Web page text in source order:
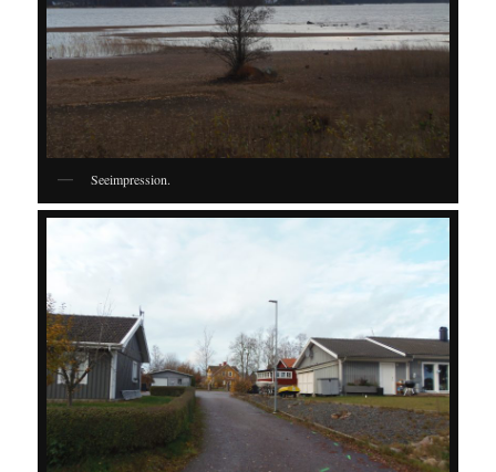
Seeimpression.